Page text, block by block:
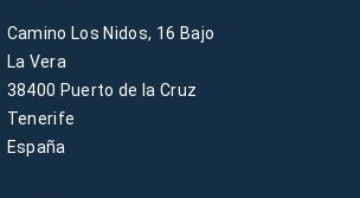
Camino Los Nidos, 16 Bajo
La Vera
38400 Puerto de la Cruz
Tenerife
España